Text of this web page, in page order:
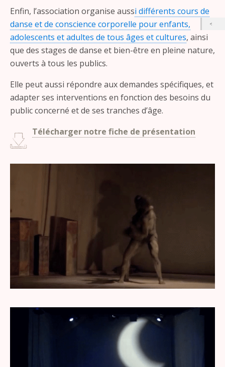
Enfin, l’association organise aussi différents cours de
danse et de conscience corporelle pour enfants,
adolescents et adultes de tous âges et cultures, ainsi
que des stages de danse et bien-être en pleine nature,
ouverts à tous les publics.
Elle peut aussi répondre aux demandes spécifiques, et
adapter ses interventions en fonction des besoins du
public concerné et de ses tranches d’âge.
Télécharger notre fiche de présentation